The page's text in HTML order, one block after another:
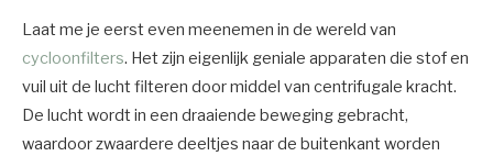
Laat me je eerst even meenemen in de wereld van
cycloonfilters. Het zijn eigenlijk geniale apparaten die stof en
vuil uit de lucht filteren door middel van centrifugale kracht.
De lucht wordt in een draaiende beweging gebracht,
waardoor zwaardere deeltjes naar de buitenkant worden